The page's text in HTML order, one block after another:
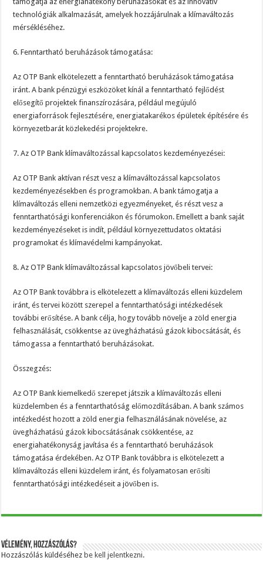
technológiák alkalmazását, amelyek hozzájárulnak a klímaváltozás
mérsékléséhez.
6. Fenntartható beruházások támogatása:
Az OTP Bank elkötelezett a fenntartható beruházások támogatása
iránt. A bank pénzügyi eszközöket kínál a fenntartható fejlődést
elősegítő projektek finanszírozására, például megújuló
energiaforrások fejlesztésére, energiatakarékos épületek építésére és
környezetbarát közlekedési projektekre.
7. Az OTP Bank klímaváltozással kapcsolatos kezdeményezései:
Az OTP Bank aktívan részt vesz a klímaváltozással kapcsolatos
kezdeményezésekben és programokban. A bank támogatja a
klímaváltozás elleni nemzetközi egyezményeket, és részt vesz a
fenntarthatósági konferenciákon és fórumokon. Emellett a bank saját
kezdeményezéseket is indít, például környezettudatos oktatási
programokat és klímavédelmi kampányokat.
8. Az OTP Bank klímaváltozással kapcsolatos jövőbeli tervei:
Az OTP Bank továbbra is elkötelezett a klímaváltozás elleni küzdelem
iránt, és tervei között szerepel a fenntarthatósági intézkedések
további erősítése. A bank célja, hogy tovább növelje a zöld energia
felhasználását, csökkentse az üvegházhatású gázok kibocsátását, és
támogassa a fenntartható beruházásokat.
Összegzés:
Az OTP Bank kiemelkedő szerepet játszik a klímaváltozás elleni
küzdelemben és a fenntarthatóság előmozdításában. A bank számos
intézkedést hozott a zöld energia felhasználásának növelése, az
üvegházhatású gázok kibocsátásának csökkentése, az
energiahatékonyság javítása és a fenntartható beruházások
támogatása érdekében. Az OTP Bank továbbra is elkötelezett a
klímaváltozás elleni küzdelem iránt, és folyamatosan erősíti
fenntarthatósági intézkedéseit a jövőben is.
Vélemény, hozzászólás?
Hozzászólás küldéséhez be kell jelentkezni.